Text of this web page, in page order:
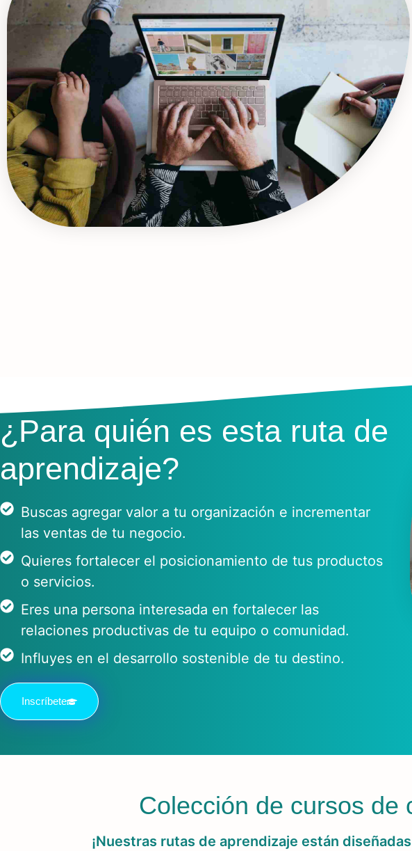
¿Para quién es esta ruta de
aprendizaje?
Buscas agregar valor a tu organización e incrementar
las ventas de tu negocio.
Quieres fortalecer el posicionamiento de tus productos
o servicios.
Eres una persona interesada en fortalecer las
relaciones productivas de tu equipo o comunidad.
Influyes en el desarrollo sostenible de tu destino.
Inscríbete
Colección de cursos de
¡Nuestras rutas de aprendizaje están